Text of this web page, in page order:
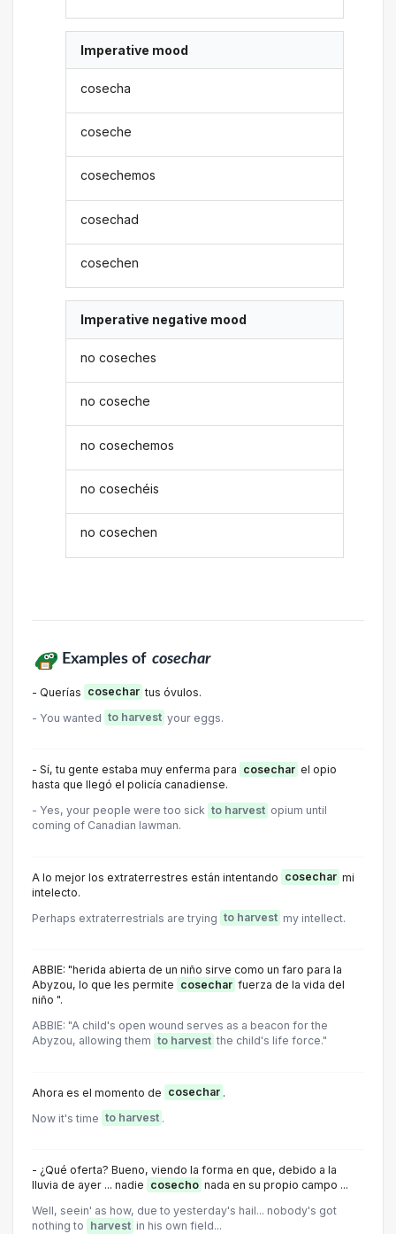
Imperative mood
cosecha
coseche
cosechemos
cosechad
cosechen
Imperative negative mood
no coseches
no coseche
no cosechemos
no cosechéis
no cosechen
Examples of cosechar
- Querías cosechar tus óvulos.
- You wanted to harvest your eggs.
- Sí, tu gente estaba muy enferma para cosechar el opio
hasta que llegó el policía canadiense.
- Yes, your people were too sick to harvest opium until
coming of Canadian lawman.
A lo mejor los extraterrestres están intentando cosechar mi
intelecto.
Perhaps extraterrestrials are trying to harvest my intellect.
ABBIE: "herida abierta de un niño sirve como un faro para la
Abyzou, lo que les permite cosechar fuerza de la vida del
niño ".
ABBIE: "A child's open wound serves as a beacon for the
Abyzou, allowing them to harvest the child's life force."
Ahora es el momento de cosechar .
Now it's time to harvest .
- ¿Qué oferta? Bueno, viendo la forma en que, debido a la
lluvia de ayer ... nadie cosecho nada en su propio campo ...
Well, seein' as how, due to yesterday's hail... nobody's got
nothing to harvest in his own field...